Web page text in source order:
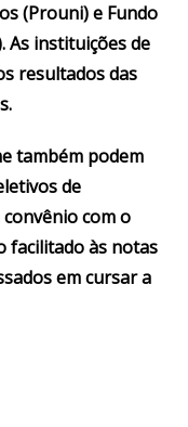
(Prouni) e Fundo
As instituições de
resultados das
também podem
de
com o
facilitado às notas
em cursar a